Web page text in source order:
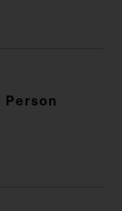
Person